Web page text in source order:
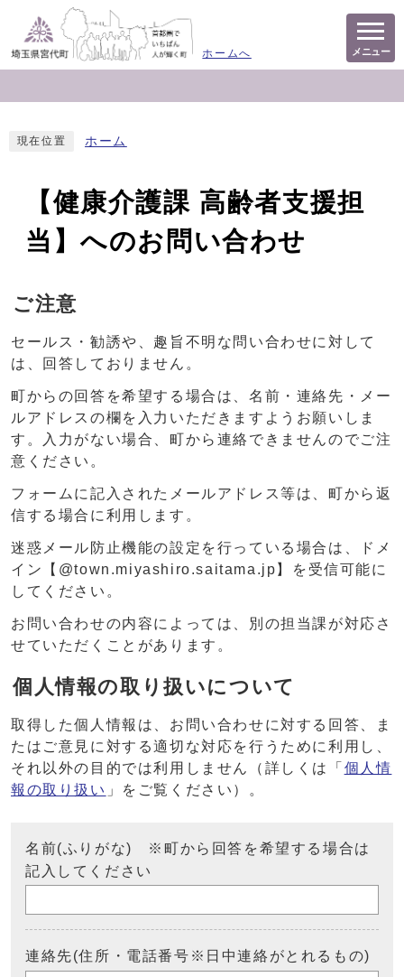
ホームへ メニュー
現在位置 ホーム
【健康介護課 高齢者支援担
当】へのお問い合わせ
ご注意
セールス・勧誘や、趣旨不明な問い合わせに対して
は、回答しておりません。
町からの回答を希望する場合は、名前・連絡先・メー
ルアドレスの欄を入力いただきますようお願いしま
す。入力がない場合、町から連絡できませんのでご注
意ください。
フォームに記入されたメールアドレス等は、町から返
信する場合に利用します。
迷惑メール防止機能の設定を行っている場合は、ドメ
イン【@town.miyashiro.saitama.jp】を受信可能に
してください。
お問い合わせの内容によっては、別の担当課が対応さ
せていただくことがあります。
個人情報の取り扱いについて
取得した個人情報は、お問い合わせに対する回答、ま
たはご意見に対する適切な対応を行うために利用し、
それ以外の目的では利用しません（詳しくは「 個人情
報の取り扱い 」をご覧ください）。
名前(ふりがな) ※町から回答を希望する場合は
記入してください
連絡先(住所・電話番号※日中連絡がとれるもの)